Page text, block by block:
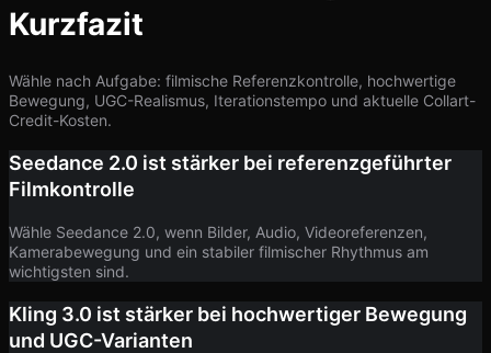
Kurzfazit
Wähle nach Aufgabe: filmische Referenzkontrolle, hochwertige
Bewegung, UGC-Realismus, Iterationstempo und aktuelle Collart-
Credit-Kosten.
Seedance 2.0 ist stärker bei referenzgeführter
Filmkontrolle
Wähle Seedance 2.0, wenn Bilder, Audio, Videoreferenzen,
Kamerabewegung und ein stabiler filmischer Rhythmus am
wichtigsten sind.
Kling 3.0 ist stärker bei hochwertiger Bewegung
und UGC-Varianten